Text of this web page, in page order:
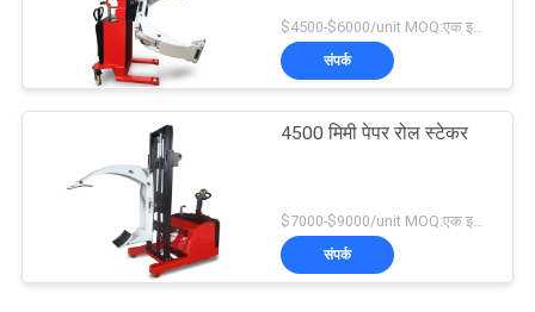
$4500-$6000/unit MOQ:एक इकाई
संपर्क
4500 मिमी पेपर रोल स्टेकर
संपर्क